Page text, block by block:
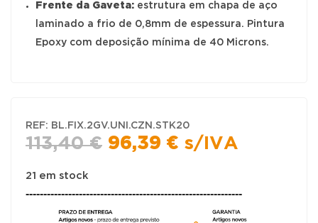
Frente da Gaveta: estrutura em chapa de aço
laminado a frio de 0,8mm de espessura. Pintura
Epoxy com deposição mínima de 40 Microns.
REF: BL.FIX.2GV.UNI.CZN.STK20
113,40€ O
era:
113,40 €.
96,39 € O
é:
96,39 €.
s/IVA
21 em stock
-------------------------------------------------------------